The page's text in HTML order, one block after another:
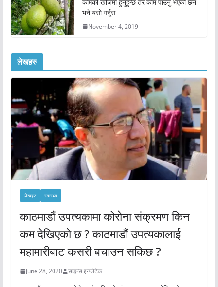
कामको खोजमा हुनुहुन्छ तर काम पाउनु भएको छैन
भने यसो गर्नुस
November 4, 2019
लेखहरु
लेखहरु स्वास्थ्य
काठमाडौं उपत्यकामा कोरोना संक्रमण किन
कम देखिएको छ ? काठमाडौं उपत्यकालाई
महामारीबाट कसरी बचाउन सकिछ ?
June 28, 2020 साइन्स इन्फोटेक